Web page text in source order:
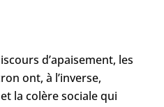
d’apaisement, les
ont, à l’inverse,
la colère sociale qui